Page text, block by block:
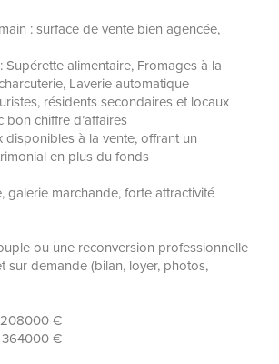
: surface de vente bien agencée,
Supérette alimentaire, Fromages à la
Laverie automatique
résidents secondaires et locaux
bon chiffre d’affaires
disponibles à la vente, offrant un
en plus du fonds
galerie marchande, forte attractivité
ou une reconversion professionnelle
sur demande (bilan, loyer, photos,
€
364000 €